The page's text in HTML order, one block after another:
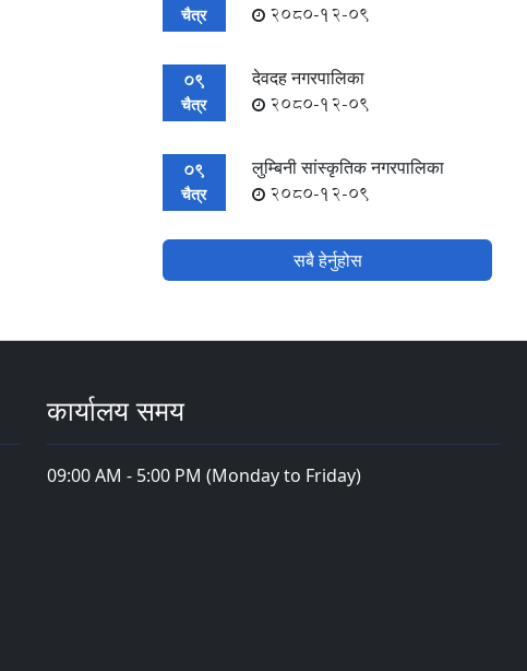
चैत्र 2080-12-09
09
चैत्र
देवदह नगरपालिका
2080-12-09
09
चैत्र
लुम्बिनी सांस्कृतिक नगरपालिका
2080-12-09
सबै हेर्नुहोस
कार्यालय समय
09:00 AM - 5:00 PM (Monday to Friday)